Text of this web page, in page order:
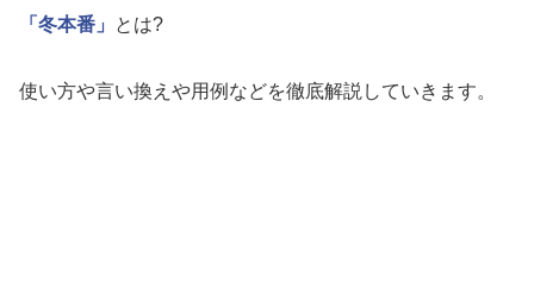
「冬本番」 とは?
使い方や言い換えや用例などを徹底解説していきます。